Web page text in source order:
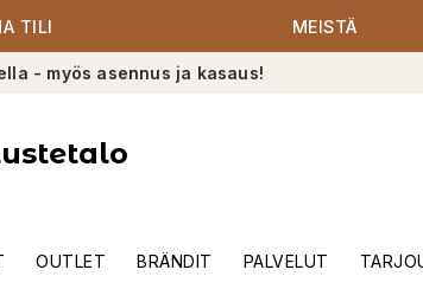
TILI MEISTÄ
- myös asennus ja kasaus!
OUTLET BRÄNDIT PALVELUT